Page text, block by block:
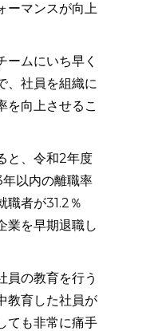
ーマンスが向上
ームにいち早く
、社員を組織に
を向上させるこ
と、令和2年度
以内の離職率
職者が31.2％
業を早期退職し
員の教育を行う
教育した社員が
ても非常に痛手